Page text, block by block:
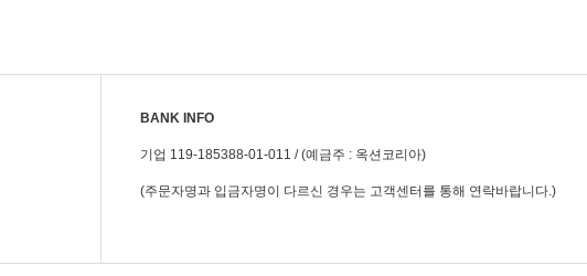
BANK INFO
기업 119-185388-01-011 / (예금주 : 옥션코리아)
(주문자명과 입금자명이 다르신 경우는 고객센터를 통해 연락바랍니다.)